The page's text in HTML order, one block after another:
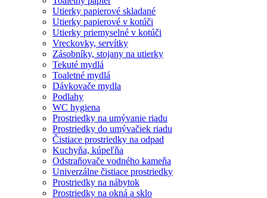
Utierky papierové skladané
Utierky papierové v kotúči
Utierky priemyselné v kotúči
Vreckovky, servítky
Zásobníky, stojany na utierky
Tekuté mydlá
Toaletné mydlá
Dávkovače mydla
Podlahy
WC hygiena
Prostriedky na umývanie riadu
Prostriedky do umývačiek riadu
Čistiace prostriedky na odpad
Kuchyňa, kúpeľňa
Odstraňovače vodného kameňa
Univerzálne čistiace prostriedky
Prostriedky na nábytok
Prostriedky na okná a sklo